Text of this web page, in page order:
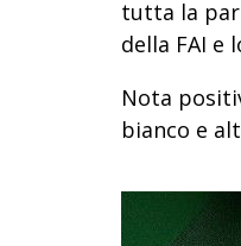
tutta la
della FAI e
Nota
bianco e